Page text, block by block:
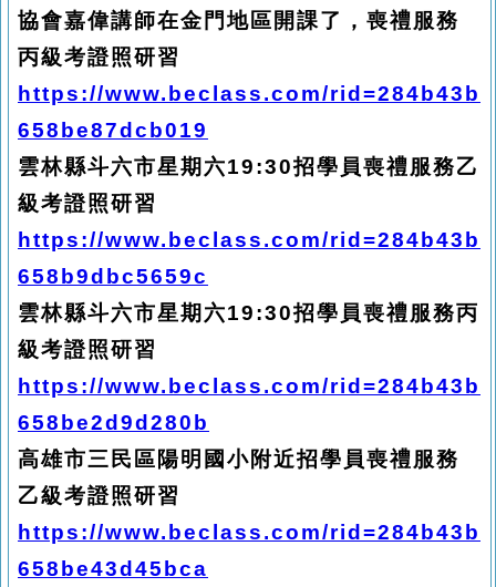
協會嘉偉講師在金門地區開課了，喪禮服務
丙級考證照研習
https://www.beclass.com/rid=284b43b
658be87dcb019
雲林縣斗六市星期六19:30招學員喪禮服務乙
級考證照研習
https://www.beclass.com/rid=284b43b
658b9dbc5659c
雲林縣斗六市星期六19:30招學員喪禮服務丙
級考證照研習
https://www.beclass.com/rid=284b43b
658be2d9d280b
高雄市三民區陽明國小附近招學員喪禮服務
乙級考證照研習
https://www.beclass.com/rid=284b43b
658be43d45bca